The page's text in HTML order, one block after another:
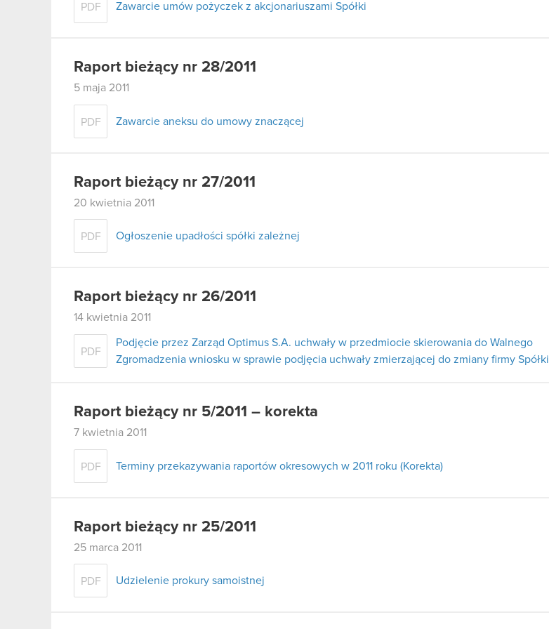
PDF Zawarcie umów pożyczek z akcjonariuszami Spółki
Raport bieżący nr 28/2011
5 maja 2011
PDF Zawarcie aneksu do umowy znaczącej
Raport bieżący nr 27/2011
20 kwietnia 2011
PDF Ogłoszenie upadłości spółki zależnej
Raport bieżący nr 26/2011
14 kwietnia 2011
PDF
Podjęcie przez Zarząd Optimus S.A. uchwały w przedmiocie skierowania do Walnego
Zgromadzenia wniosku w sprawie podjęcia uchwały zmierzającej do zmiany firmy Spółki
Raport bieżący nr 5/2011 – korekta
7 kwietnia 2011
PDF Terminy przekazywania raportów okresowych w 2011 roku (Korekta)
Raport bieżący nr 25/2011
25 marca 2011
PDF Udzielenie prokury samoistnej